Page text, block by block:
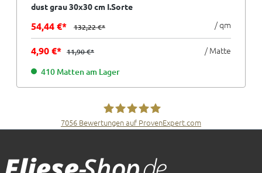
dust grau 30x30 cm I.Sorte
54,44 €* 132,22 €* / qm
4,90 €* 11,90 €* / Matte
410 Matten am Lager
7056 Bewertungen auf ProvenExpert.com